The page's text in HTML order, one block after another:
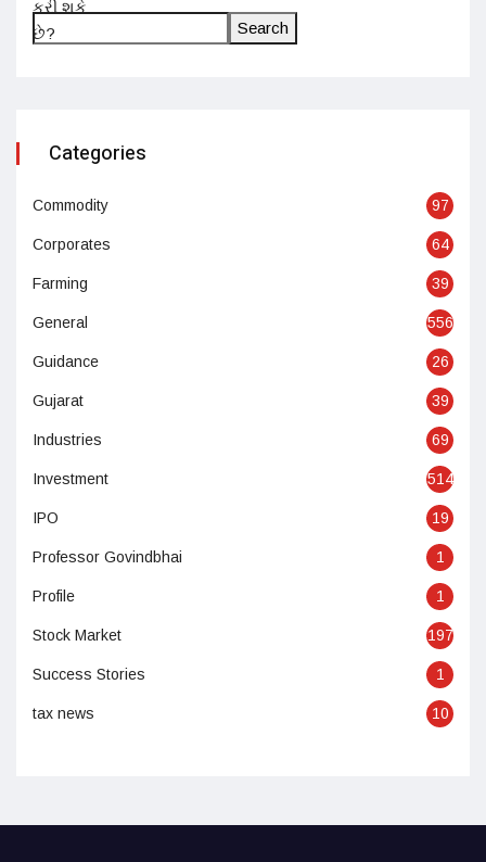
Search
Categories
Commodity 97
Corporates 64
Farming 39
General 556
Guidance 26
Gujarat 39
Industries 69
Investment 514
IPO 19
Professor Govindbhai 1
Profile 1
Stock Market 197
Success Stories 1
tax news 10